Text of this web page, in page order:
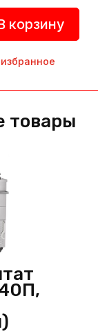
корзину
товары